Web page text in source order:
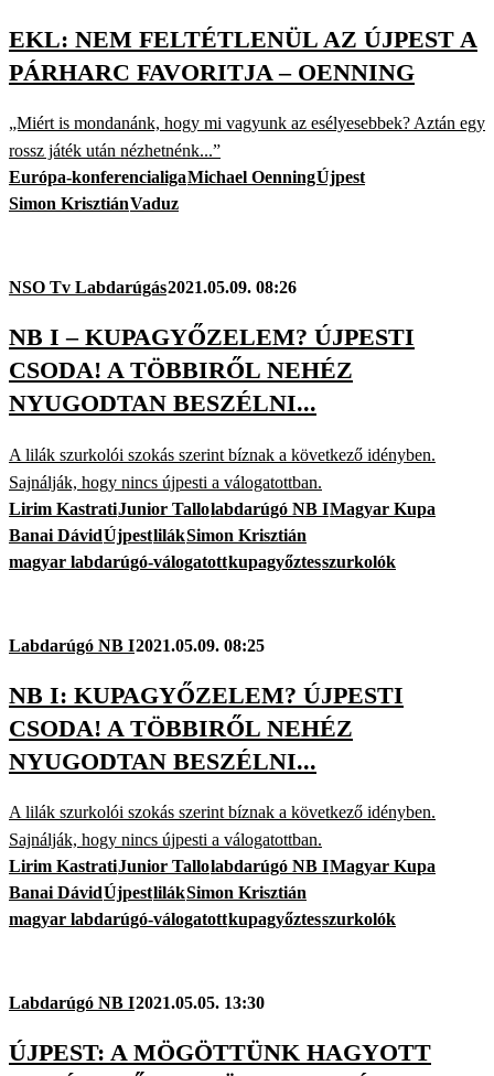
EKL: NEM FELTÉTLENÜL AZ ÚJPEST A
PÁRHARC FAVORITJA – OENNING
„Miért is mondanánk, hogy mi vagyunk az esélyesebbek? Aztán egy
rossz játék után nézhetnénk...”
Európa-konferencialigaMichael OenningÚjpest
Simon KrisztiánVaduz
NSO Tv Labdarúgás2021.05.09. 08:26
NB I – KUPAGYŐZELEM? ÚJPESTI
CSODA! A TÖBBIRŐL NEHÉZ
NYUGODTAN BESZÉLNI...
A lilák szurkolói szokás szerint bíznak a következő idényben.
Sajnálják, hogy nincs újpesti a válogatottban.
Lirim KastratiJunior Tallolabdarúgó NB IMagyar Kupa
Banai DávidÚjpestlilákSimon Krisztián
magyar labdarúgó-válogatottkupagyőztesszurkolók
Labdarúgó NB I2021.05.09. 08:25
NB I: KUPAGYŐZELEM? ÚJPESTI
CSODA! A TÖBBIRŐL NEHÉZ
NYUGODTAN BESZÉLNI...
A lilák szurkolói szokás szerint bíznak a következő idényben.
Sajnálják, hogy nincs újpesti a válogatottban.
Lirim KastratiJunior Tallolabdarúgó NB IMagyar Kupa
Banai DávidÚjpestlilákSimon Krisztián
magyar labdarúgó-válogatottkupagyőztesszurkolók
Labdarúgó NB I2021.05.05. 13:30
ÚJPEST: A MÖGÖTTÜNK HAGYOTT